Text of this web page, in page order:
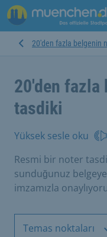
20'den fazla belgenin
20'den fazla
tasdiki
Yüksek sesle oku
Resmi bir noter
sunduğunuz
imzamızla
Temas noktaları